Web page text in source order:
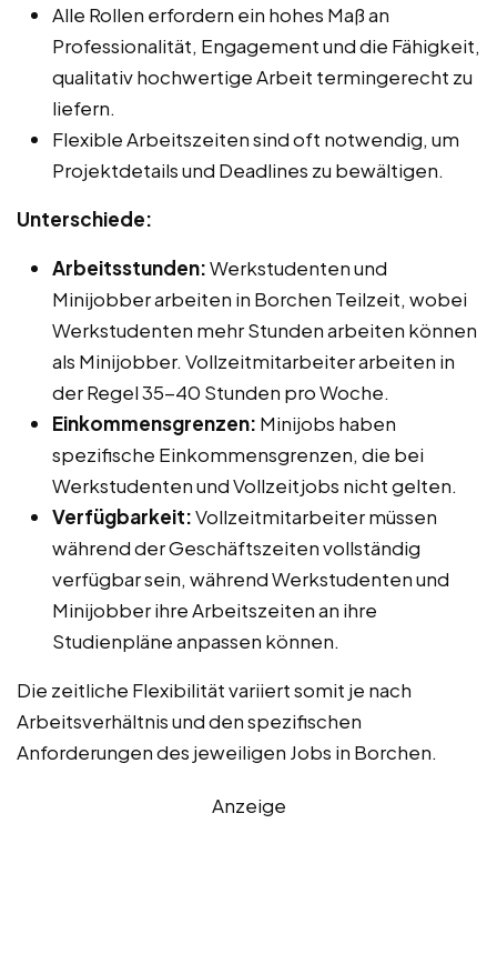
Alle Rollen erfordern ein hohes Maß an
Professionalität, Engagement und die Fähigkeit,
qualitativ hochwertige Arbeit termingerecht zu
liefern.
Flexible Arbeitszeiten sind oft notwendig, um
Projektdetails und Deadlines zu bewältigen.
Unterschiede:
Arbeitsstunden:Werkstudenten und
Minijobber arbeiten in Borchen Teilzeit, wobei
Werkstudenten mehr Stunden arbeiten können
als Minijobber. Vollzeitmitarbeiter arbeiten in
der Regel 35-40 Stunden pro Woche.
Einkommensgrenzen: Minijobs haben
spezifische Einkommensgrenzen, die bei
Werkstudenten und Vollzeitjobs nicht gelten.
Verfügbarkeit:Vollzeitmitarbeiter müssen
während der Geschäftszeiten vollständig
verfügbar sein, während Werkstudenten und
Minijobber ihre Arbeitszeiten an ihre
Studienpläne anpassen können.
Die zeitliche Flexibilität variiert somit je nach
Arbeitsverhältnis und den spezifischen
Anforderungen des jeweiligen Jobs in Borchen.
Anzeige